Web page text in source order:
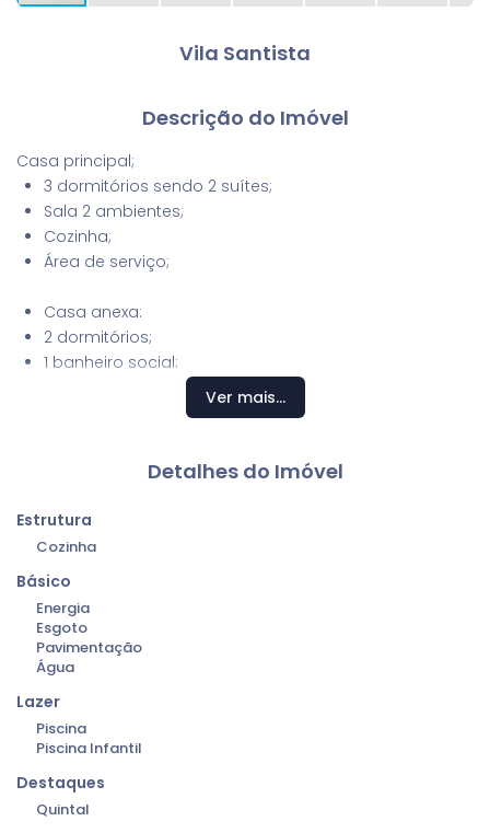
Vila Santista
Descrição do Imóvel
Casa principal;
3 dormitórios sendo 2 suítes;
Sala 2 ambientes;
Cozinha;
Área de serviço;
Casa anexa:
2 dormitórios;
1 banheiro social;
Piscina;
Jardim com pomar;
Área de terreno: 1220,00m²
Área construída: 332,00m²
Ver mais...
Detalhes do Imóvel
Estrutura
Cozinha
Básico
Energia
Esgoto
Pavimentação
Água
Lazer
Piscina
Piscina Infantil
Destaques
Quintal